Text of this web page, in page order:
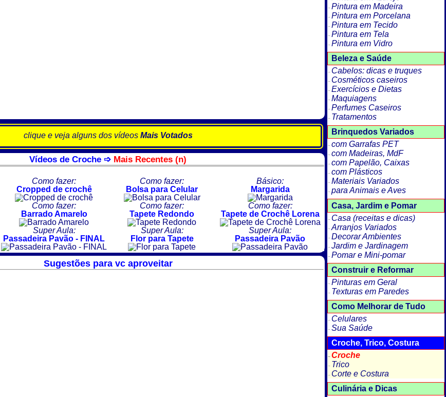
clique e veja alguns dos vídeos Mais Votados
Vídeos de Croche ➩ Mais Recentes (n)
Como fazer:
Cropped de crochê
Como fazer:
Bolsa para Celular
Básico:
Margarida
Como fazer:
Barrado Amarelo
Como fazer:
Tapete Redondo
Como fazer:
Tapete de Crochê Lorena
Super Aula:
Passadeira Pavão - FINAL
Super Aula:
Flor para Tapete
Super Aula:
Passadeira Pavão
Sugestões para vc aproveitar
Pintura em Madeira
Pintura em Porcelana
Pintura em Tecido
Pintura em Tela
Pintura em Vidro
Beleza e Saúde
Cabelos: dicas e truques
Cosméticos caseiros
Exercícios e Dietas
Maquiagens
Perfumes Caseiros
Tratamentos
Brinquedos Variados
com Garrafas PET
com Madeiras, MdF
com Papelão, Caixas
com Plásticos
Materiais Variados
para Animais e Aves
Casa, Jardim e Pomar
Casa (receitas e dicas)
Arranjos Variados
Decorar Ambientes
Jardim e Jardinagem
Pomar e Mini-pomar
Construir e Reformar
Pinturas em Geral
Texturas em Paredes
Como Melhorar de Tudo
Celulares
Sua Saúde
Croche, Trico, Costura
Croche
Trico
Corte e Costura
Culinária e Dicas